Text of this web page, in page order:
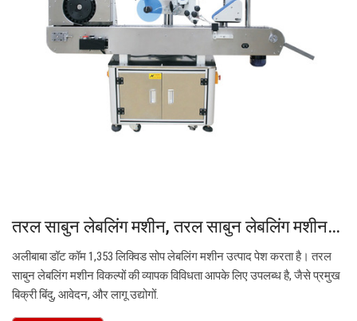
तरल साबुन लेबलिंग मशीन, तरल साबुन लेबलिंग मशीन…
अलीबाबा डॉट कॉम 1,353 लिक्विड सोप लेबलिंग मशीन उत्पाद पेश करता है। तरल
साबुन लेबलिंग मशीन विकल्पों की व्यापक विविधता आपके लिए उपलब्ध है, जैसे प्रमुख
बिक्री बिंदु, आवेदन, और लागू उद्योगों.